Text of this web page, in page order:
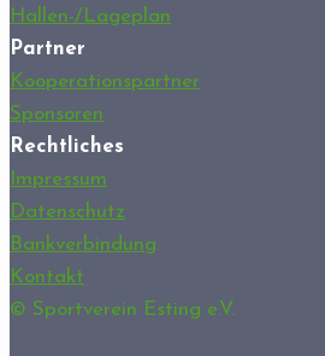
Hallen-/Lageplan
Partner
Kooperationspartner
Sponsoren
Rechtliches
Impressum
Datenschutz
Bankverbindung
Kontakt
© Sportverein Esting e.V.